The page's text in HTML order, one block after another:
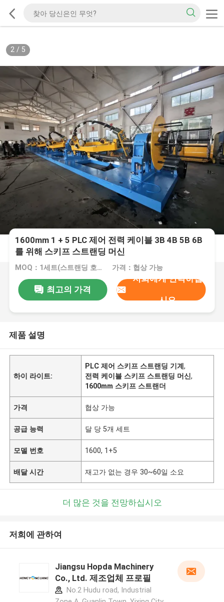
2/ 5
1600mm 1 + 5 PLC 제어 전력 케이블 3B 4B 5B 6B
를 위해 스키프 스트랜딩 머신
MOQ：1세트(스트랜딩 호스트는 별도로 주문 가능) 가격：협상 가능
최고의 가격
저희에게 연락하십
시오
제품 설명
하이 라이트:
PLC 제어 스키프 스트랜딩 기계,
전력 케이블 스키프 스트랜딩 머신,
1600mm 스키프 스트랜더
가격 협상 가능
공급 능력 달 당 5개 세트
모델 번호 1600, 1+5
배달 시간 재고가 없는 경우 30~60일 소요
더 많은 것을 전망하십시오
저희에 관하여
Jiangsu Hopda Machinery
Co., Ltd. 제조업체 프로필
No.2 Hudu road, Industrial